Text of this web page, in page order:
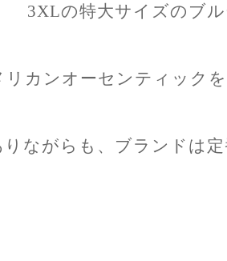
3XLの特大サイズのブ
リカンオーセンティック
りながらも、ブランドは